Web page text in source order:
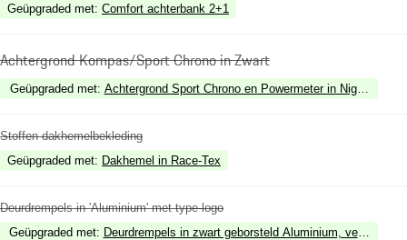
Geüpgraded met: Comfort achterbank 2+1
Achtergrond Kompas/Sport Chrono in Zwart
Geüpgraded met: Achtergrond Sport Chrono en Powermeter in Night Green
Stoffen dakhemelbekleding
Geüpgraded met: Dakhemel in Race-Tex
Deurdrempels in 'Aluminium' met type-logo
Geüpgraded met: Deurdrempels in zwart geborsteld Aluminium, verlicht